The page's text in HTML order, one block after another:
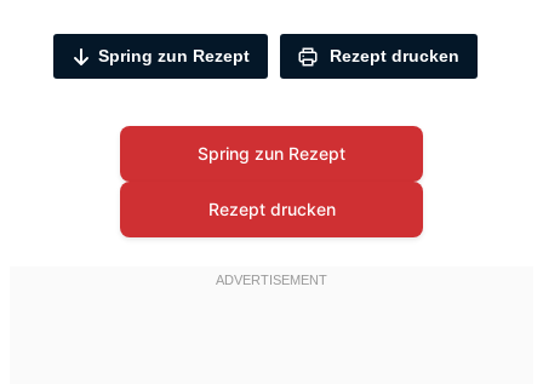
Spring zun Rezept Rezept drucken
Spring zun Rezept
Rezept drucken